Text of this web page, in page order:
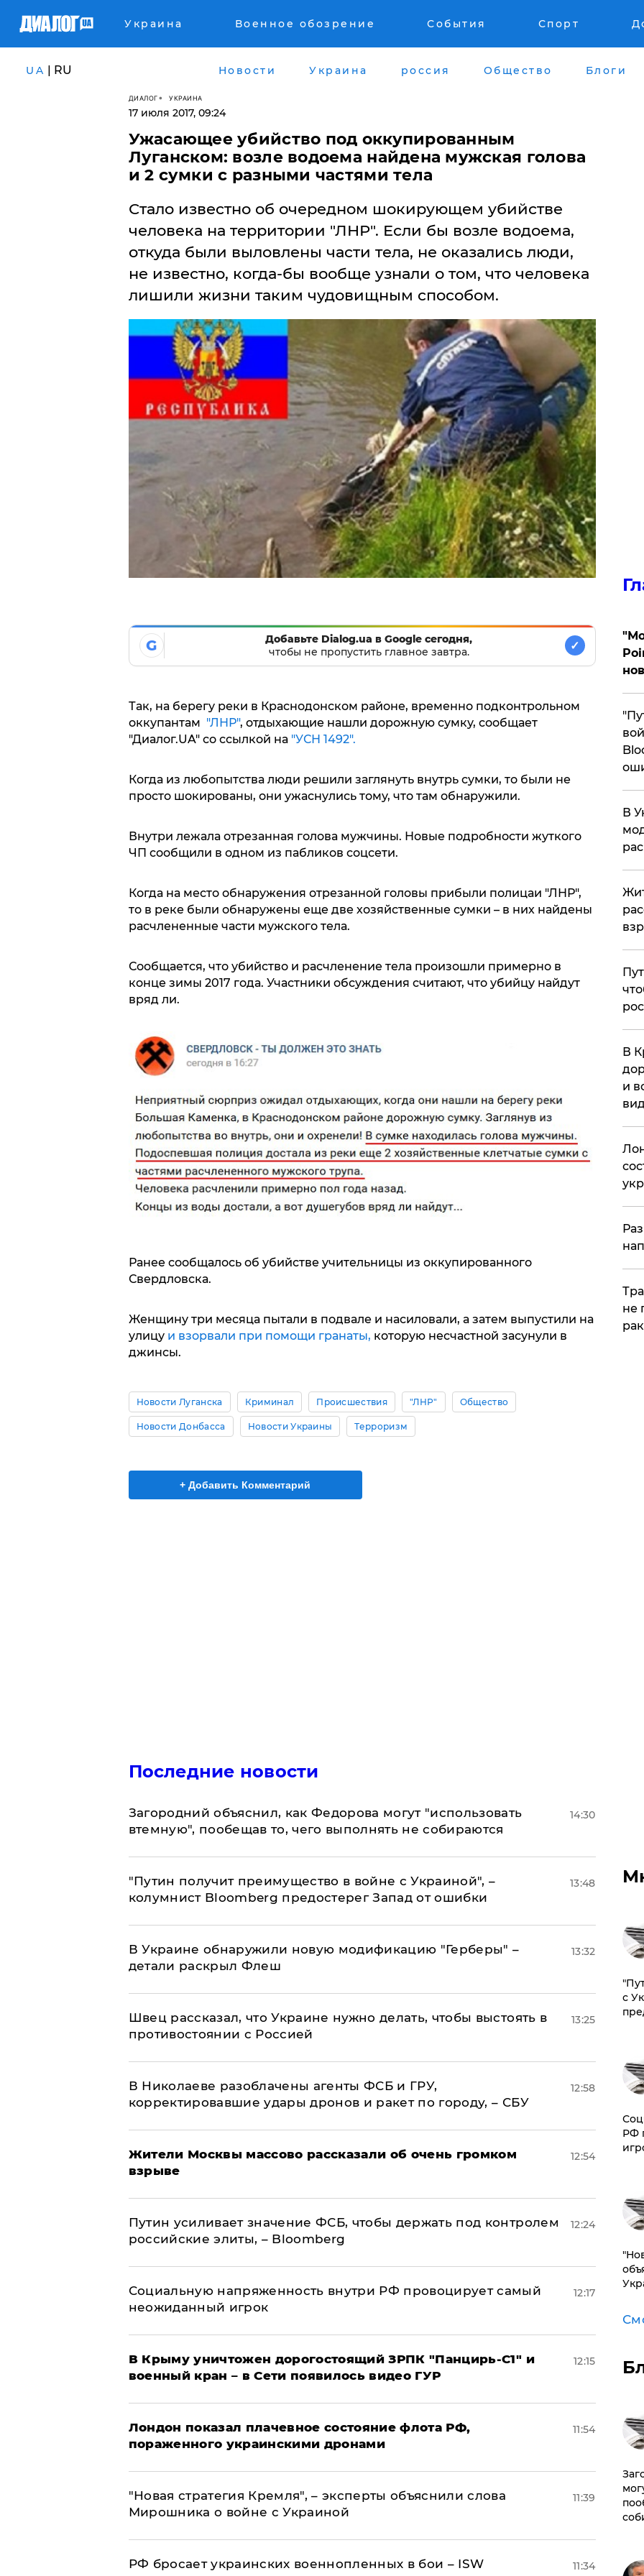
Украина Военное обозрение События Спорт
UA | RU Новости Украина россия Общество Блоги
ДИАЛОГ УКРАИНА
17 июля 2017, 09:24
Ужасающее убийство под оккупированным
Луганском: возле водоема найдена мужская голова
и 2 сумки с разными частями тела
Стало известно об очередном шокирующем убийстве
человека на территории "ЛНР". Если бы возле водоема,
откуда были выловлены части тела, не оказались люди,
не известно, когда-бы вообще узнали о том, что человека
лишили жизни таким чудовищным способом.
G
Добавьте Dialog.ua в Google сегодня,
чтобы не пропустить главное завтра.
✓
Так, на берегу реки в Краснодонском районе, временно подконтрольном
оккупантам "ЛНР", отдыхающие нашли дорожную сумку, сообщает
"Диалог.UA" со ссылкой на "УСН 1492".
Когда из любопытства люди решили заглянуть внутрь сумки, то были не
просто шокированы, они ужаснулись тому, что там обнаружили.
Внутри лежала отрезанная голова мужчины. Новые подробности жуткого
ЧП сообщили в одном из пабликов соцсети.
Когда на место обнаружения отрезанной головы прибыли полицаи "ЛНР",
то в реке были обнаружены еще две хозяйственные сумки – в них найдены
расчлененные части мужского тела.
Сообщается, что убийство и расчленение тела произошли примерно в
конце зимы 2017 года. Участники обсуждения считают, что убийцу найдут
вряд ли.
Ранее сообщалось об убийстве учительницы из оккупированного
Свердловска.
Женщину три месяца пытали в подвале и насиловали, а затем выпустили на
улицуи взорвали при помощи гранаты, которую несчастной засунули в
джинсы.
Новости Луганска Криминал Происшествия "ЛНР" Общество
Новости Донбасса Новости Украины Терроризм
+ Добавить Комментарий
Последние новости
Загородний объяснил, как Федорова могут "использовать
втемную", пообещав то, чего выполнять не собираются
14:30
"Путин получит преимущество в войне с Украиной", –
колумнист Bloomberg предостерег Запад от ошибки
13:48
В Украине обнаружили новую модификацию "Герберы" –
детали раскрыл Флеш
13:32
Швец рассказал, что Украине нужно делать, чтобы выстоять в
противостоянии с Россией
13:25
В Николаеве разоблачены агенты ФСБ и ГРУ,
корректировавшие удары дронов и ракет по городу, – СБУ
12:58
Жители Москвы массово рассказали об очень громком
взрыве
12:54
Путин усиливает значение ФСБ, чтобы держать под контролем
российские элиты, – Bloomberg
12:24
Социальную напряженность внутри РФ провоцирует самый
неожиданный игрок
12:17
В Крыму уничтожен дорогостоящий ЗРПК "Панцирь-С1" и
военный кран – в Сети появилось видео ГУР
12:15
Лондон показал плачевное состояние флота РФ,
пораженного украинскими дронами
11:54
"Новая стратегия Кремля", – эксперты объяснили слова
Мирошника о войне с Украиной
11:39
РФ бросает украинских военнопленных в бои – ISW 11:34
В
В
и
не
с
РФ